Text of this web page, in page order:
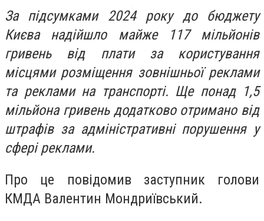
За підсумками 2024 року до бюджету
Києва надійшло майже 117 мільйонів
гривень від плати за користування
місцями розміщення зовнішньої реклами
та реклами на транспорті. Ще понад 1,5
мільйона гривень додатково отримано від
штрафів за адміністративні порушення у
сфері реклами.
Про це повідомив заступник голови
КМДА Валентин Мондриївський.